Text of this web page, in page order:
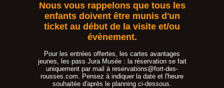
Nous vous rappelons que tous les
enfants doivent être munis d'un
ticket au début de la visite et/ou
évènement.
Pour les entrées offertes, les cartes avantages
jeunes, les pass Jura Musée : la réservation se fait
uniquement par mail à reservations@fort-des-
rousses.com. Pensez à indiquer la date et l'heure
souhaitée d'après le planning ci-dessous.